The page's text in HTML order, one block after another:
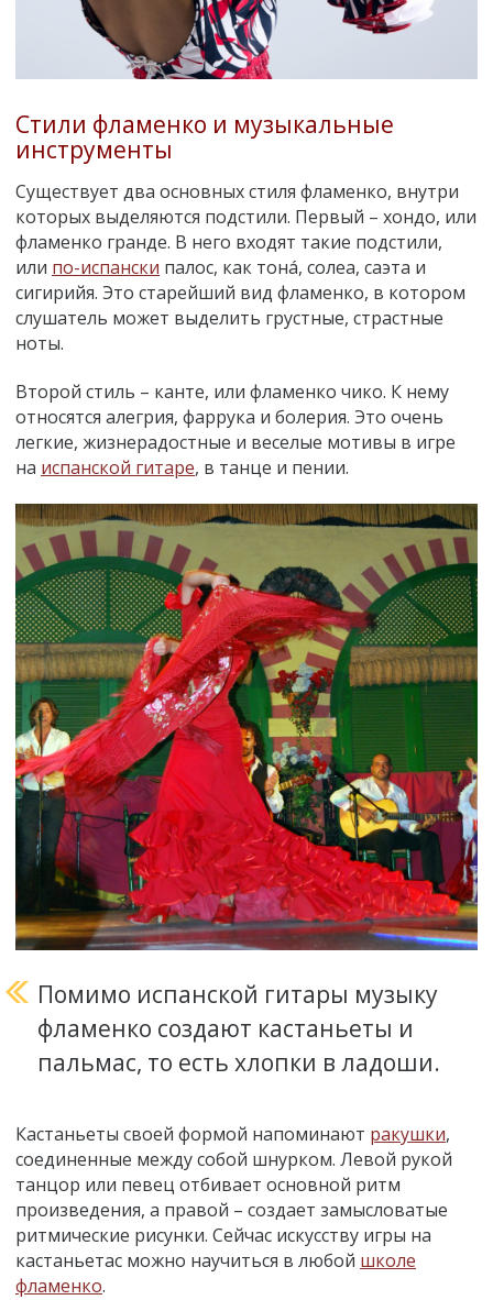
Стили фламенко и музыкальные
инструменты
Существует два основных стиля фламенко, внутри
которых выделяются подстили. Первый – хондо, или
фламенко гранде. В него входят такие подстили,
или по-испански палос, как тонá, солеа, саэта и
сигирийя. Это старейший вид фламенко, в котором
слушатель может выделить грустные, страстные
ноты.
Второй стиль – канте, или фламенко чико. К нему
относятся алегрия, фаррука и болерия. Это очень
легкие, жизнерадостные и веселые мотивы в игре
на испанской гитаре, в танце и пении.
Помимо испанской гитары музыку
фламенко создают кастаньеты и
пальмас, то есть хлопки в ладоши.
Кастаньеты своей формой напоминают ракушки,
соединенные между собой шнурком. Левой рукой
танцор или певец отбивает основной ритм
произведения, а правой – создает замысловатые
ритмические рисунки. Сейчас искусству игры на
кастаньетас можно научиться в любой школе
фламенко.